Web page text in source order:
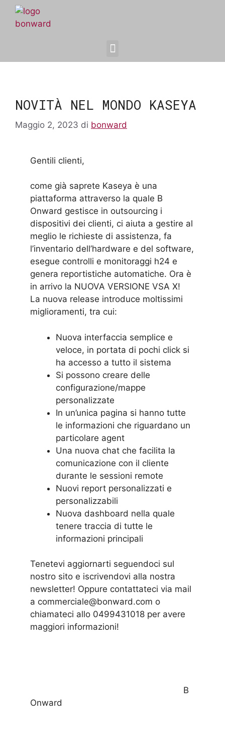
NOVITÀ NEL MONDO KASEYA
Maggio 2, 2023 di bonward
Gentili clienti,
come già saprete Kaseya è una
piattaforma attraverso la quale B
Onward gestisce in outsourcing i
dispositivi dei clienti, ci aiuta a gestire al
meglio le richieste di assistenza, fa
l’inventario dell’hardware e del software,
esegue controlli e monitoraggi h24 e
genera reportistiche automatiche. Ora è
in arrivo la NUOVA VERSIONE VSA X!
La nuova release introduce moltissimi
miglioramenti, tra cui:
Nuova interfaccia semplice e
veloce, in portata di pochi click si
ha accesso a tutto il sistema
Si possono creare delle
configurazione/mappe
personalizzate
In un’unica pagina si hanno tutte
le informazioni che riguardano un
particolare agent
Una nuova chat che facilita la
comunicazione con il cliente
durante le sessioni remote
Nuovi report personalizzati e
personalizzabili
Nuova dashboard nella quale
tenere traccia di tutte le
informazioni principali
Tenetevi aggiornarti seguendoci sul
nostro sito e iscrivendovi alla nostra
newsletter! Oppure contattateci via mail
a commerciale@bonward.com o
chiamateci allo 0499431018 per avere
maggiori informazioni!
B
Onward